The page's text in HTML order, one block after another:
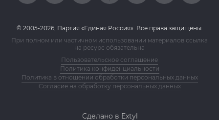
© 2005-2026, Партия «Единая Россия». Все права защищены.
При полном или частичном использовании материалов ссылка
на ресурс обязательна
Пользовательское соглашение
Политика конфиденциальности
Политика в отношении обработки персональных данных
Согласие на обработку персональных данных
Сделано в Extyl